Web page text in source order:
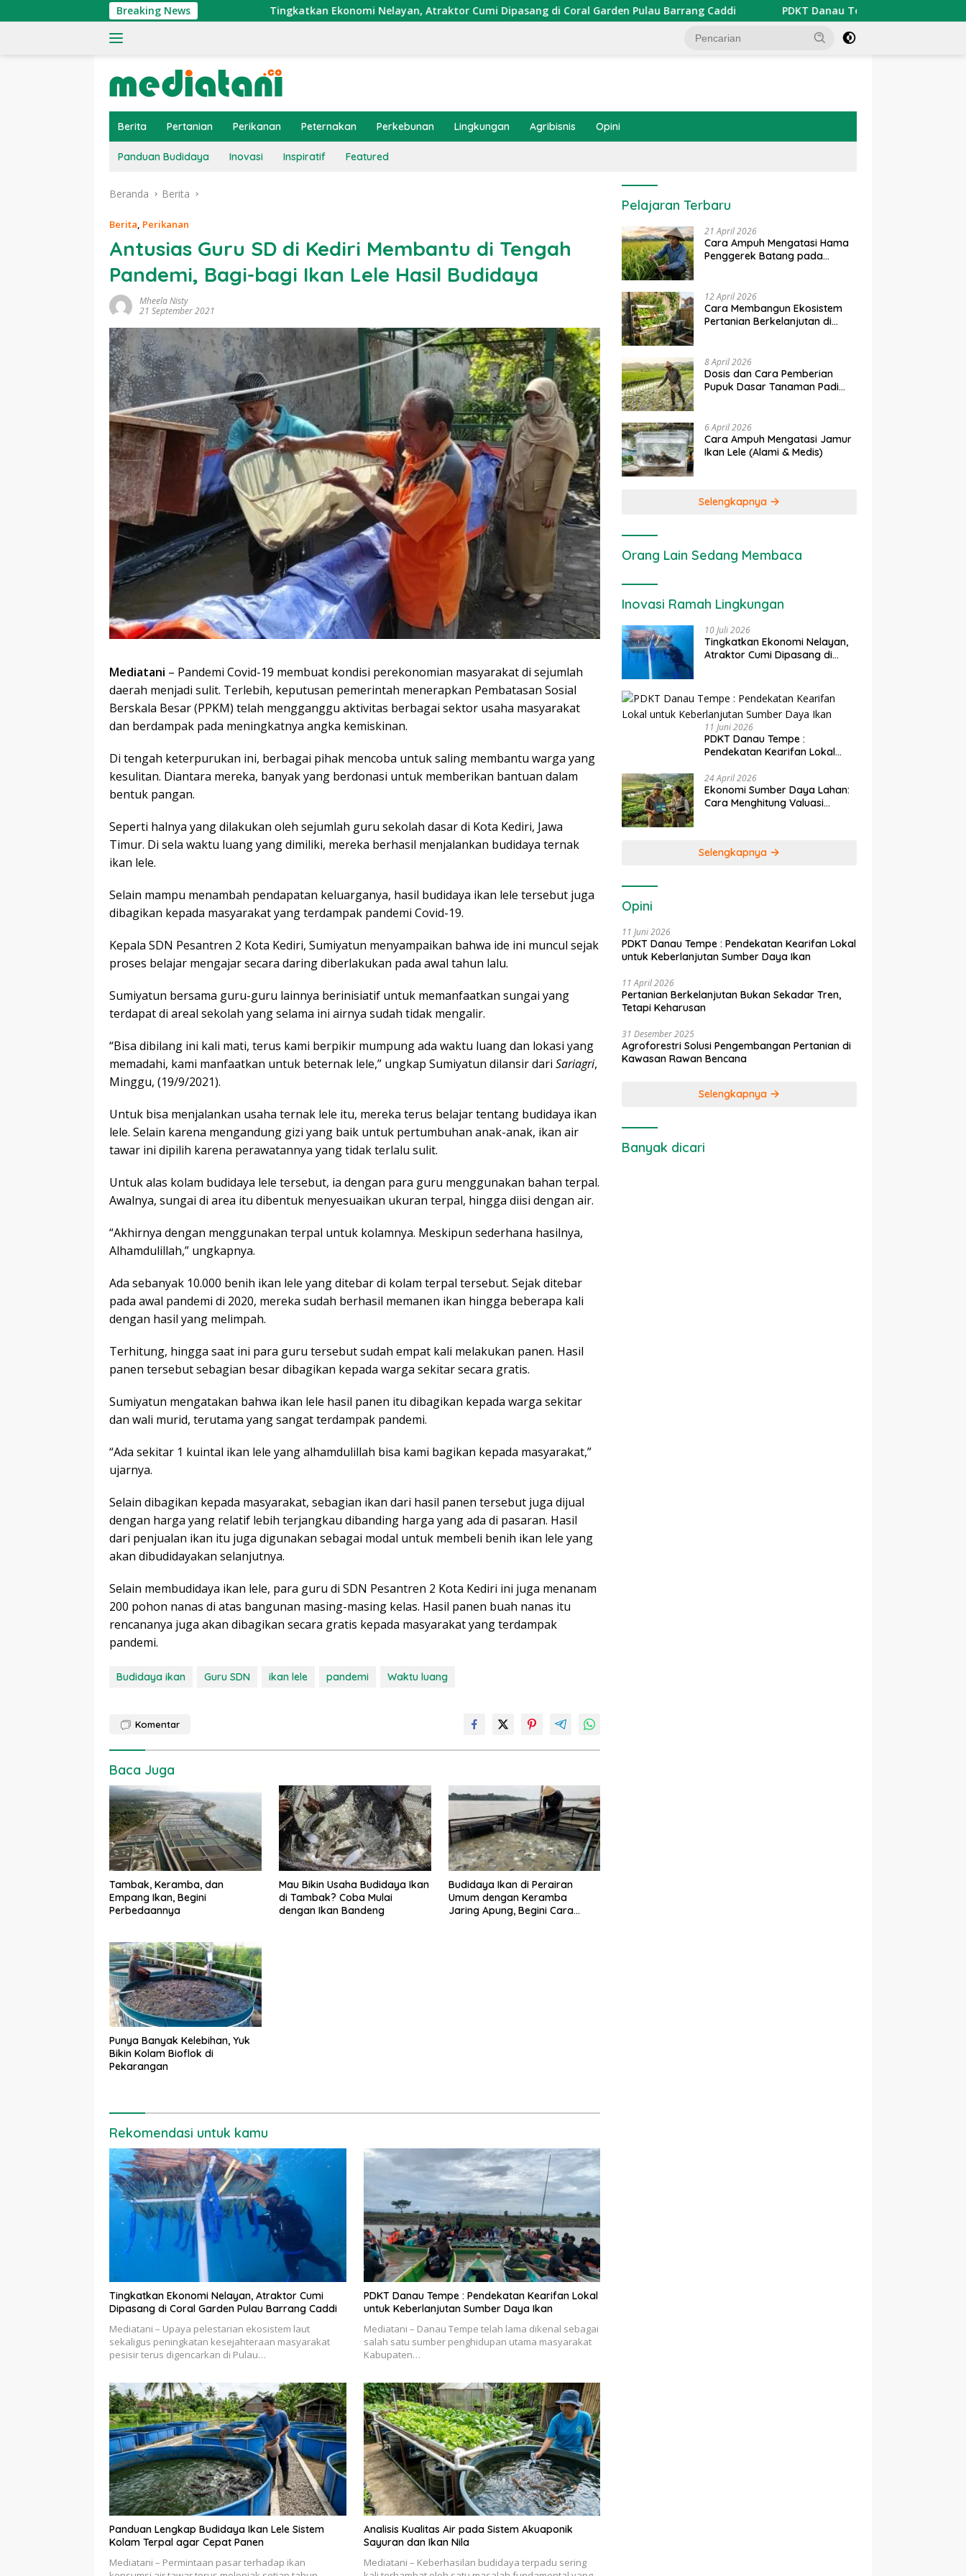
ke
Breaking News Tingkatkan Ekonomi Nelayan, Atraktor Cumi Dipasang di Coral Garden Pulau Barrang Caddi PDKT Danau Tempe : Pendekatan Kearifan Lokal
Berita Pertanian Perikanan Peternakan Perkebunan Lingkungan Agribisnis Opini
Panduan Budidaya Inovasi Inspiratif Featured
Beranda Berita
Berita, Perikanan
Antusias Guru SD di Kediri Membantu di Tengah
Pandemi, Bagi-bagi Ikan Lele Hasil Budidaya
Mheela Nisty
21 September 2021
Mediatani – Pandemi Covid-19 membuat kondisi perekonomian masyarakat di sejumlah
daerah menjadi sulit. Terlebih, keputusan pemerintah menerapkan Pembatasan Sosial
Berskala Besar (PPKM) telah mengganggu aktivitas berbagai sektor usaha masyarakat
dan berdampak pada meningkatnya angka kemiskinan.
Di tengah keterpurukan ini, berbagai pihak mencoba untuk saling membantu warga yang
kesulitan. Diantara mereka, banyak yang berdonasi untuk memberikan bantuan dalam
bentuk pangan.
Seperti halnya yang dilakukan oleh sejumlah guru sekolah dasar di Kota Kediri, Jawa
Timur. Di sela waktu luang yang dimiliki, mereka berhasil menjalankan budidaya ternak
ikan lele.
Selain mampu menambah pendapatan keluarganya, hasil budidaya ikan lele tersebut juga
dibagikan kepada masyarakat yang terdampak pandemi Covid-19.
Kepala SDN Pesantren 2 Kota Kediri, Sumiyatun menyampaikan bahwa ide ini muncul sejak
proses belajar mengajar secara daring diberlakukan pada awal tahun lalu.
Sumiyatun bersama guru-guru lainnya berinisiatif untuk memanfaatkan sungai yang
terdapat di areal sekolah yang selama ini airnya sudah tidak mengalir.
“Bisa dibilang ini kali mati, terus kami berpikir mumpung ada waktu luang dan lokasi yang
memadahi, kami manfaatkan untuk beternak lele,” ungkap Sumiyatun dilansir dari Sariagri,
Minggu, (19/9/2021).
Untuk bisa menjalankan usaha ternak lele itu, mereka terus belajar tentang budidaya ikan
lele. Selain karena mengandung gizi yang baik untuk pertumbuhan anak-anak, ikan air
tawar ini dipilih karena perawatannya yang tidak terlalu sulit.
Untuk alas kolam budidaya lele tersebut, ia dengan para guru menggunakan bahan terpal.
Awalnya, sungai di area itu dibentuk menyesuaikan ukuran terpal, hingga diisi dengan air.
“Akhirnya dengan menggunakan terpal untuk kolamnya. Meskipun sederhana hasilnya,
Alhamdulillah,” ungkapnya.
Ada sebanyak 10.000 benih ikan lele yang ditebar di kolam terpal tersebut. Sejak ditebar
pada awal pandemi di 2020, mereka sudah berhasil memanen ikan hingga beberapa kali
dengan hasil yang melimpah.
Terhitung, hingga saat ini para guru tersebut sudah empat kali melakukan panen. Hasil
panen tersebut sebagian besar dibagikan kepada warga sekitar secara gratis.
Sumiyatun mengatakan bahwa ikan lele hasil panen itu dibagikan kepada warga sekitar
dan wali murid, terutama yang sangat terdampak pandemi.
“Ada sekitar 1 kuintal ikan lele yang alhamdulillah bisa kami bagikan kepada masyarakat,”
ujarnya.
Selain dibagikan kepada masyarakat, sebagian ikan dari hasil panen tersebut juga dijual
dengan harga yang relatif lebih terjangkau dibanding harga yang ada di pasaran. Hasil
dari penjualan ikan itu juga digunakan sebagai modal untuk membeli benih ikan lele yang
akan dibudidayakan selanjutnya.
Selain membudidaya ikan lele, para guru di SDN Pesantren 2 Kota Kediri ini juga menanam
200 pohon nanas di atas bangunan masing-masing kelas. Hasil panen buah nanas itu
rencananya juga akan dibagikan secara gratis kepada masyarakat yang terdampak
pandemi.
Budidaya ikan Guru SDN ikan lele pandemi Waktu luang
Komentar
Baca Juga
Tambak, Keramba, dan
Empang Ikan, Begini
Perbedaannya
Mau Bikin Usaha Budidaya Ikan
di Tambak? Coba Mulai
dengan Ikan Bandeng
Budidaya Ikan di Perairan
Umum dengan Keramba
Jaring Apung, Begini Cara
Punya Banyak Kelebihan, Yuk
Bikin Kolam Bioflok di
Pekarangan
Rekomendasi untuk kamu
Tingkatkan Ekonomi Nelayan, Atraktor Cumi
Dipasang di Coral Garden Pulau Barrang Caddi
Mediatani – Upaya pelestarian ekosistem laut
sekaligus peningkatan kesejahteraan masyarakat
pesisir terus digencarkan di Pulau…
PDKT Danau Tempe : Pendekatan Kearifan Lokal
untuk Keberlanjutan Sumber Daya Ikan
Mediatani – Danau Tempe telah lama dikenal sebagai
salah satu sumber penghidupan utama masyarakat
Kabupaten…
Panduan Lengkap Budidaya Ikan Lele Sistem
Kolam Terpal agar Cepat Panen
Mediatani – Permintaan pasar terhadap ikan
Analisis Kualitas Air pada Sistem Akuaponik
Sayuran dan Ikan Nila
Mediatani – Keberhasilan budidaya terpadu sering
Pelajaran Terbaru
21 April 2026
Cara Ampuh Mengatasi Hama
Penggerek Batang pada
12 April 2026
Cara Membangun Ekosistem
Pertanian Berkelanjutan di
8 April 2026
Dosis dan Cara Pemberian
Pupuk Dasar Tanaman Padi
6 April 2026
Cara Ampuh Mengatasi Jamur
Ikan Lele (Alami & Medis)
Selengkapnya
Orang Lain Sedang Membaca
Inovasi Ramah Lingkungan
10 Juli 2026
Tingkatkan Ekonomi Nelayan,
Atraktor Cumi Dipasang di
11 Juni 2026
PDKT Danau Tempe :
Pendekatan Kearifan Lokal
Daya Ikan
24 April 2026
Ekonomi Sumber Daya Lahan:
Cara Menghitung Valuasi
Selengkapnya
Opini
11 Juni 2026
PDKT Danau Tempe : Pendekatan Kearifan Lokal
untuk Keberlanjutan Sumber Daya Ikan
11 April 2026
Pertanian Berkelanjutan Bukan Sekadar Tren,
Tetapi Keharusan
31 Desember 2025
Agroforestri Solusi Pengembangan Pertanian di
Kawasan Rawan Bencana
Selengkapnya
Banyak dicari